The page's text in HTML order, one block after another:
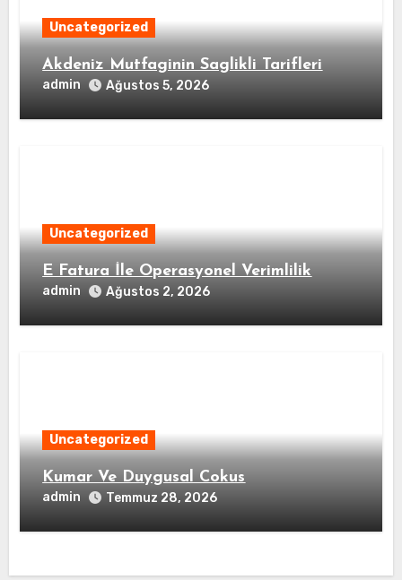
Uncategorized
Akdeniz Mutfaginin Saglikli Tarifleri
admin Ağustos 5, 2026
Uncategorized
E Fatura İle Operasyonel Verimlilik
admin Ağustos 2, 2026
Uncategorized
Kumar Ve Duygusal Cokus
admin Temmuz 28, 2026